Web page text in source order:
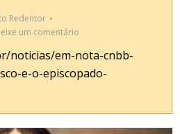
Redentor
um comentário
noticias/em-nota-cnbb-
e-o-episcopado-